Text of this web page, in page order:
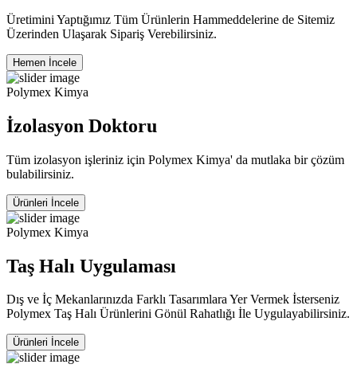
Üretimini Yaptığımız Tüm Ürünlerin Hammeddelerine de Sitemiz
Üzerinden Ulaşarak Sipariş Verebilirsiniz.
Hemen İncele
Polymex Kimya
İzolasyon Doktoru
Tüm izolasyon işleriniz için Polymex Kimya' da mutlaka bir çözüm
bulabilirsiniz.
Ürünleri İncele
Polymex Kimya
Taş Halı Uygulaması
Dış ve İç Mekanlarınızda Farklı Tasarımlara Yer Vermek İsterseniz
Polymex Taş Halı Ürünlerini Gönül Rahatlığı İle Uygulayabilirsiniz.
Ürünleri İncele